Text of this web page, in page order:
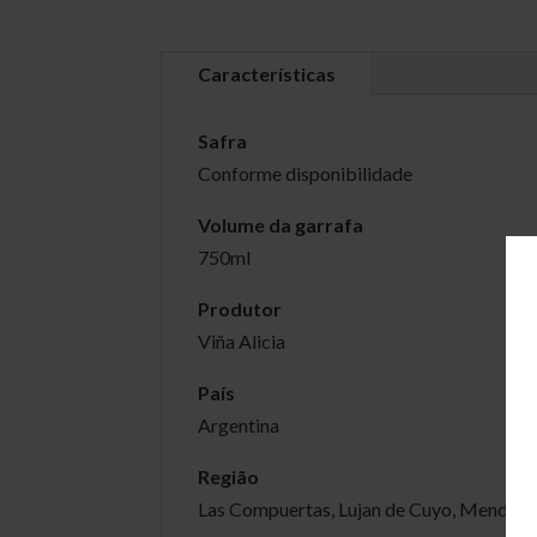
Características
Safra
Conforme disponibilidade
Volume da garrafa
750ml
Produtor
Viña Alicia
País
Argentina
Região
Las Compuertas, Lujan de Cuyo,